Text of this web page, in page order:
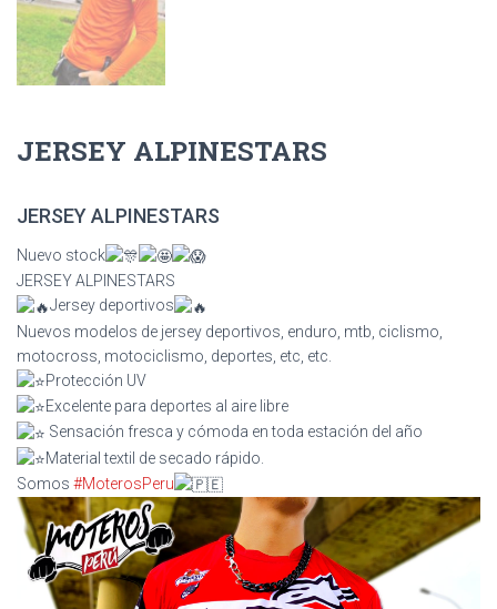
JERSEY ALPINESTARS
JERSEY ALPINESTARS
Nuevo stock
JERSEY ALPINESTARS
Jersey deportivos
Nuevos modelos de jersey deportivos, enduro, mtb, ciclismo,
motocross, motociclismo, deportes, etc, etc.
Protección UV
Excelente para deportes al aire libre
Sensación fresca y cómoda en toda estación del año
Material textil de secado rápido.
Somos #MoterosPeru